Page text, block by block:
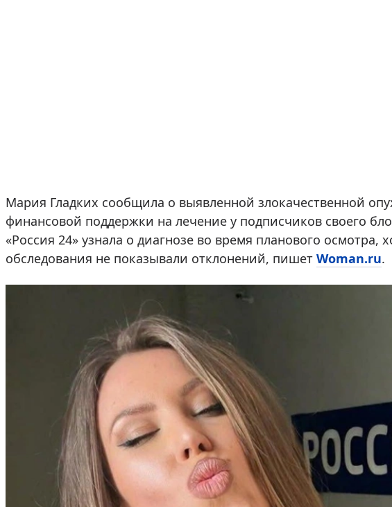
Мария Гладких сообщила о выявленной злокачественной
финансовой поддержки на лечение у подписчиков своего
«Россия 24» узнала о диагнозе во время планового осмотра,
обследования не показывали отклонений, пишет Woman.ru.